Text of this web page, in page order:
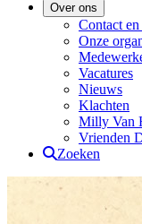
Over ons
Contact
Onze
Vacatures
Nieuws
Klachten
Milly Van
Vrienden
Zoeken
Drents